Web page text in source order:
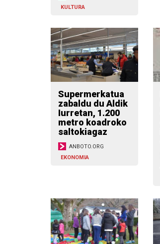
KULTURA
Supermerkatua
zabaldu du Aldik
Iurretan, 1.200
metro koadroko
saltokiagaz
ANBOTO.ORG
EKONOMIA